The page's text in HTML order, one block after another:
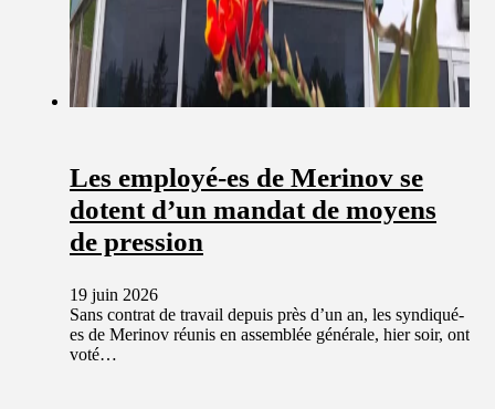
Les employé-es de Merinov se
dotent d’un mandat de moyens
de pression
19 juin 2026
Sans contrat de travail depuis près d’un an, les syndiqué-
es de Merinov réunis en assemblée générale, hier soir, ont
voté…